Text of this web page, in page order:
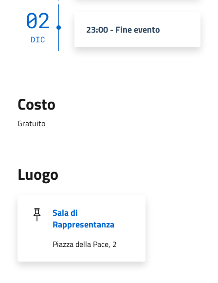
02
DIC
23:00 - Fine evento
Costo
Gratuito
Luogo
Sala di
Rappresentanza
Piazza della Pace, 2